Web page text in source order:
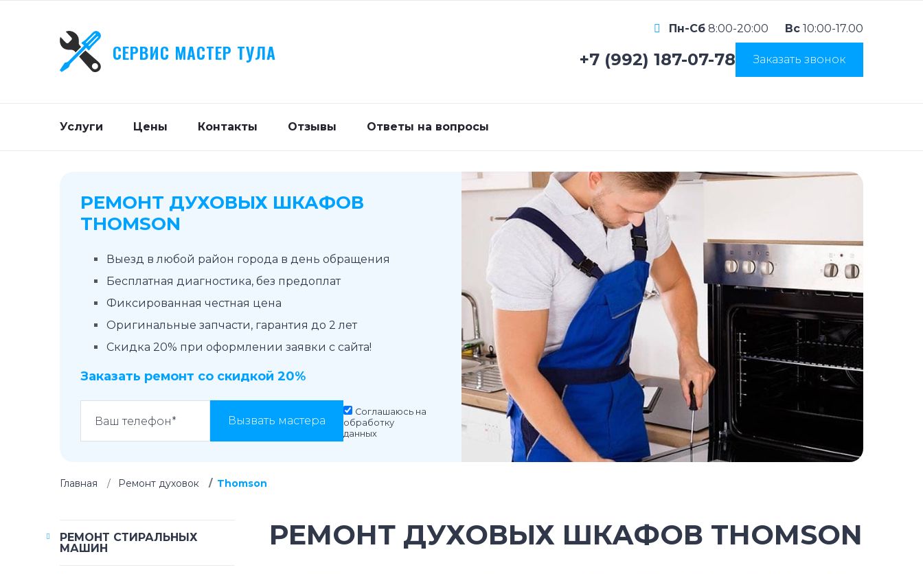
СЕРВИС МАСТЕР ТУЛА
Пн-Сб 8:00-20:00 Вс 10:00-17.00
+7 (992) 187-07-78 Заказать звонок
Услуги Цены Контакты Отзывы Ответы на вопросы
РЕМОНТ ДУХОВЫХ ШКАФОВ
THOMSON
Выезд в любой район города в день обращения
Бесплатная диагностика, без предоплат
Фиксированная честная цена
Оригинальные запчасти, гарантия до 2 лет
Скидка 20% при оформлении заявки с сайта!
Заказать ремонт со скидкой 20%
Вызвать мастера
Соглашаюсь на
обработку
данных
Главная Ремонт духовок Thomson
РЕМОНТ ДУХОВЫХ ШКАФОВ THOMSON
РЕМОНТ СТИРАЛЬНЫХ
МАШИН